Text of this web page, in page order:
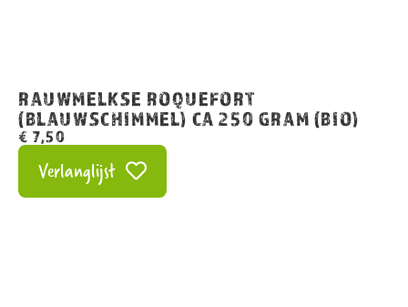
RAUWMELKSE ROQUEFORT
(BLAUWSCHIMMEL) CA 250 GRAM (BIO)
€ 7,50
Verlanglijst